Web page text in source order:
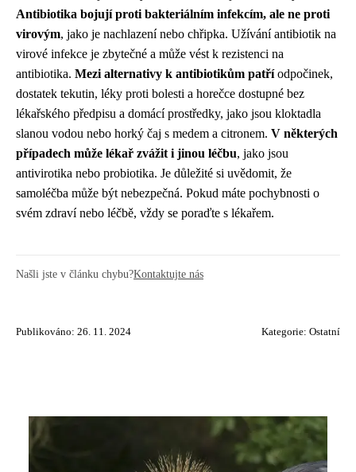
Antibiotika bojují proti bakteriálním infekcím, ale ne proti
virovým, jako je nachlazení nebo chřipka. Užívání antibiotik na
virové infekce je zbytečné a může vést k rezistenci na
antibiotika. Mezi alternativy k antibiotikům patříodpočinek,
dostatek tekutin, léky proti bolesti a horečce dostupné bez
lékařského předpisu a domácí prostředky, jako jsou kloktadla
slanou vodou nebo horký čaj s medem a citronem. V některých
případech může lékař zvážit i jinou léčbu, jako jsou
antivirotika nebo probiotika. Je důležité si uvědomit, že
samoléčba může být nebezpečná. Pokud máte pochybnosti o
svém zdraví nebo léčbě, vždy se poraďte s lékařem.
Našli jste v článku chybu?Kontaktujte nás
Publikováno: 26. 11. 2024 Kategorie: Ostatní